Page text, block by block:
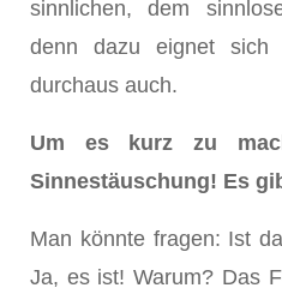
sinnlichen, dem
denn dazu eignet
durchaus auch.
Um es kurz zu
Sinnestäuschung! Es
Man könnte fragen: Ist
Ja, es ist! Warum? Das